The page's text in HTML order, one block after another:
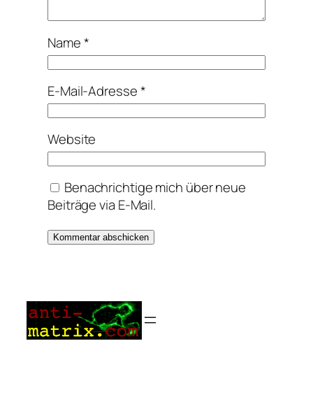
Name*
E-Mail-Adresse*
Website
Benachrichtige mich über neue
Beiträge via E-Mail.